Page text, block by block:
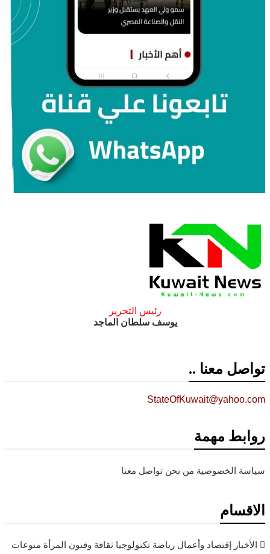
رئيس التحرير
يوسف سلطان الماجد
تواصل معنا ..
StateOfKuwait@yahoo.com
روابط مهمة
سياسة الخصوصية من نحن تواصل معنا
الاقسام
الأخبار إقتصاد وأعمال رياضة تكنولوجيا ثقافة وفنون المرأة منوعات